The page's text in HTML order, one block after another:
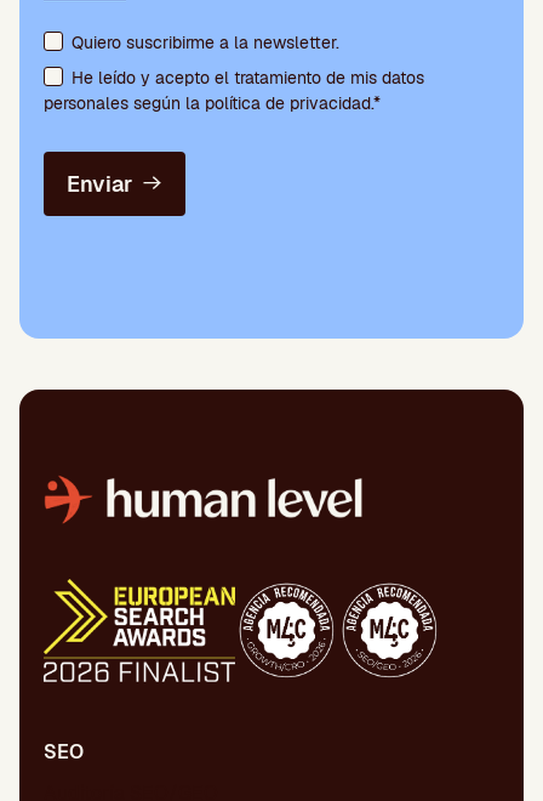
Aceptación de condiciones y suscripción a la newsletter
Quiero suscribirme a la newsletter.
He leído y acepto el tratamiento de mis datos
personales según la política de privacidad.*
Enviar
SEO